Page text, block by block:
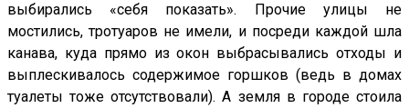
выбирались «себя показать». Прочие улицы не
мостились, тротуаров не имели, и посреди каждой шла
канава, куда прямо из окон выбрасывались отходы и
выплескивалось содержимое горшков (ведь в домах
туалеты тоже отсутствовали). А земля в городе стоила